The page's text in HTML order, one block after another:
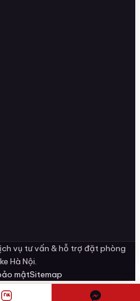
vụ tư vấn & hỗ trợ đặt phòng
Hà Nội.
mậtSitemap